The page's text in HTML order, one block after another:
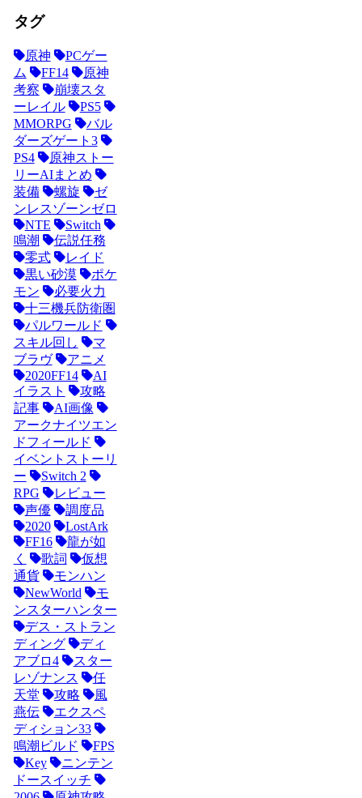
タグ
原神
PCゲー
ム
FF14
原神
考察
崩壊スタ
ーレイル
PS5
MMORPG
バル
ダーズゲート3
PS4
原神ストー
リーAIまとめ
装備
螺旋
ゼ
ンレスゾーンゼロ
NTE
Switch
鳴潮
伝説任務
零式
レイド
黒い砂漠
ポケ
モン
必要火力
十三機兵防衛圏
パルワールド
スキル回し
マ
ブラヴ
アニメ
2020FF14
AI
イラスト
攻略
記事
AI画像
アークナイツエン
ドフィールド
イベントストーリ
ー
Switch 2
RPG
レビュー
声優
調度品
2020
LostArk
FF16
龍が如
く
歌詞
仮想
通貨
モンハン
NewWorld
モ
ンスターハンター
デス・ストラン
ディング
ディ
アブロ4
スター
レゾナンス
任
天堂
攻略
風
燕伝
エクスペ
ディション33
鳴潮ビルド
FPS
Key
ニンテン
ドースイッチ